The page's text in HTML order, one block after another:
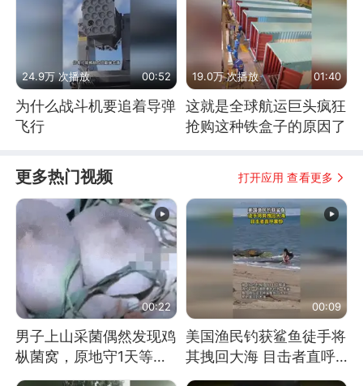
24.9万 次播放 00:52
为什么战斗机要追着导弹
飞行
19.0万 次播放 01:40
这就是全球航运巨头疯狂
抢购这种铁盒子的原因了
更多热门视频 打开应用 查看更多
00:22
男子上山采菌偶然发现鸡
枞菌窝，原地守1天等它
长大：挖了140多朵
00:09
美国渔民钓获鲨鱼徒手将
其拽回大海 目击者直呼
震惊 （视频来源：参考